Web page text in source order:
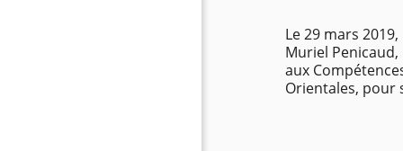
Le 29 mars
Muriel
aux
Orientales, pour